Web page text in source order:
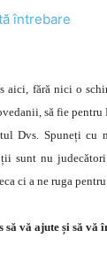
întrebare
aici, fără nici o
să fie pentru
Dvs. Spuneți cu
sunt nu
ci a ne ruga
să vă ajute și să vă